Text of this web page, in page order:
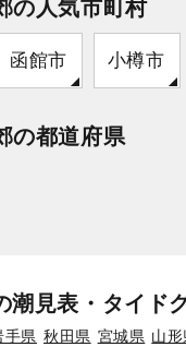
の人気市町村
函館市 小樽市
の都道府県
潮見表・タイド
手県 秋田県 宮城県 山形